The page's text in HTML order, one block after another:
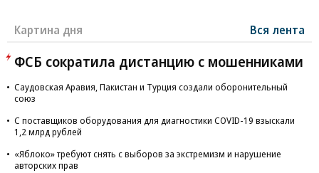
Картина дня Вся лента
ФСБ сократила дистанцию с мошенниками
Саудовская Аравия, Пакистан и Турция создали оборонительный
союз
С поставщиков оборудования для диагностики COVID-19 взыскали
1,2 млрд рублей
«Яблоко» требуют снять с выборов за экстремизм и нарушение
авторских прав